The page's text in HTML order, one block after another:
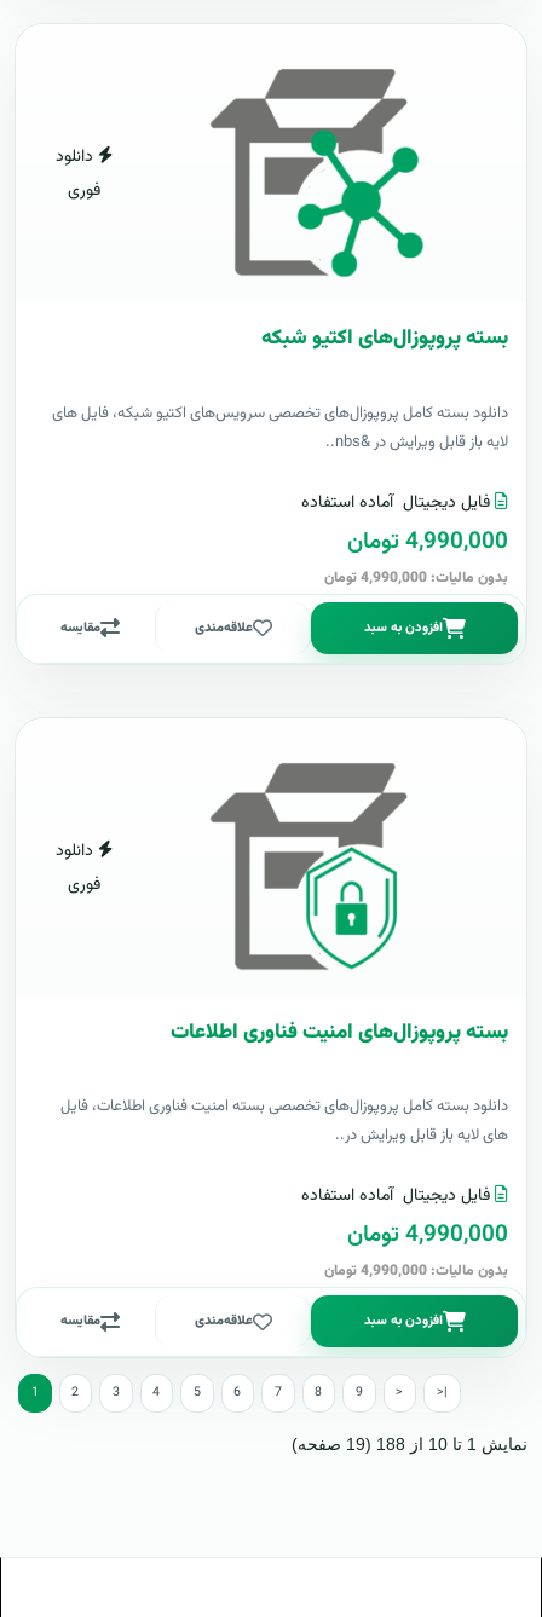
دانلود
فوری
بسته پروپوزال‌های اکتیو شبکه
دانلود بسته کامل پروپوزال‌های تخصصی سرویس‌های اکتیو شبکه، فایل های
لایه باز قابل ویرایش در &nbs..
فایل دیجیتال آماده استفاده
4,990,000 تومان
بدون مالیات: 4,990,000 تومان
افزودن به سبد علاقه‌مندی مقایسه
دانلود
فوری
بسته پروپوزال‌های امنیت فناوری اطلاعات
دانلود بسته کامل پروپوزال‌های تخصصی بسته امنیت فناوری اطلاعات، فایل
های لایه باز قابل ویرایش در..
فایل دیجیتال آماده استفاده
4,990,000 تومان
بدون مالیات: 4,990,000 تومان
افزودن به سبد علاقه‌مندی مقایسه
1 2 3 4 5 6 7 8 9 > >|
نمایش 1 تا 10 از 188 (19 صفحه)